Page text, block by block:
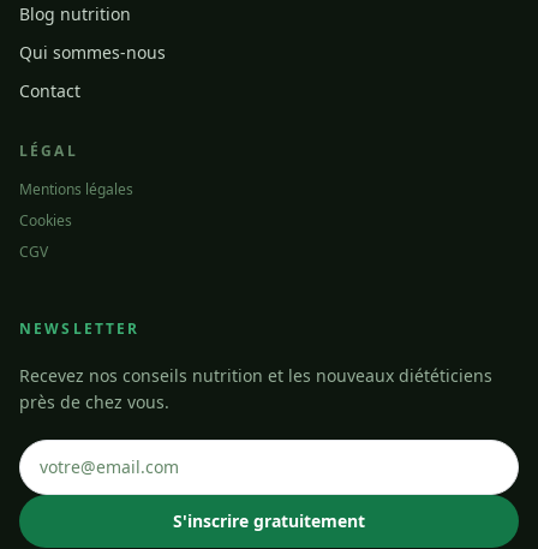
Blog nutrition
Qui sommes-nous
Contact
LÉGAL
Mentions légales
Cookies
CGV
NEWSLETTER
Recevez nos conseils nutrition et les nouveaux diététiciens
près de chez vous.
S'inscrire gratuitement